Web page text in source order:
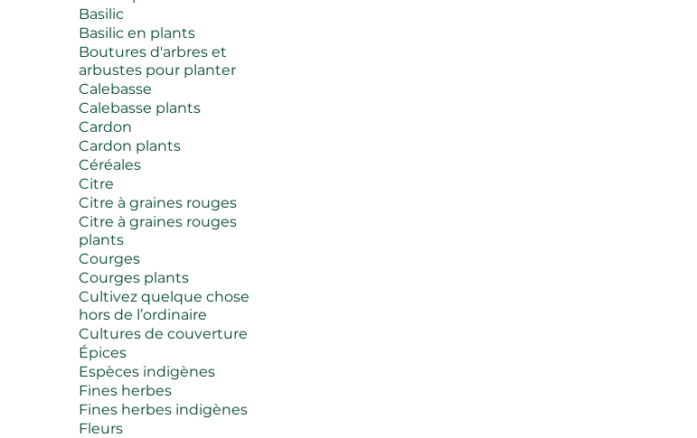
Basilic
Basilic en plants
Boutures d'arbres et
arbustes pour planter
Calebasse
Calebasse plants
Cardon
Cardon plants
Céréales
Citre
Citre à graines rouges
Citre à graines rouges
plants
Courges
Courges plants
Cultivez quelque chose
hors de l’ordinaire
Cultures de couverture
Épices
Espèces indigènes
Fines herbes
Fines herbes indigènes
Fleurs